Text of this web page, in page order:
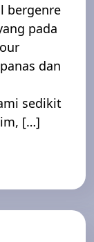
bergenre
pada
dan
sedikit
[…]